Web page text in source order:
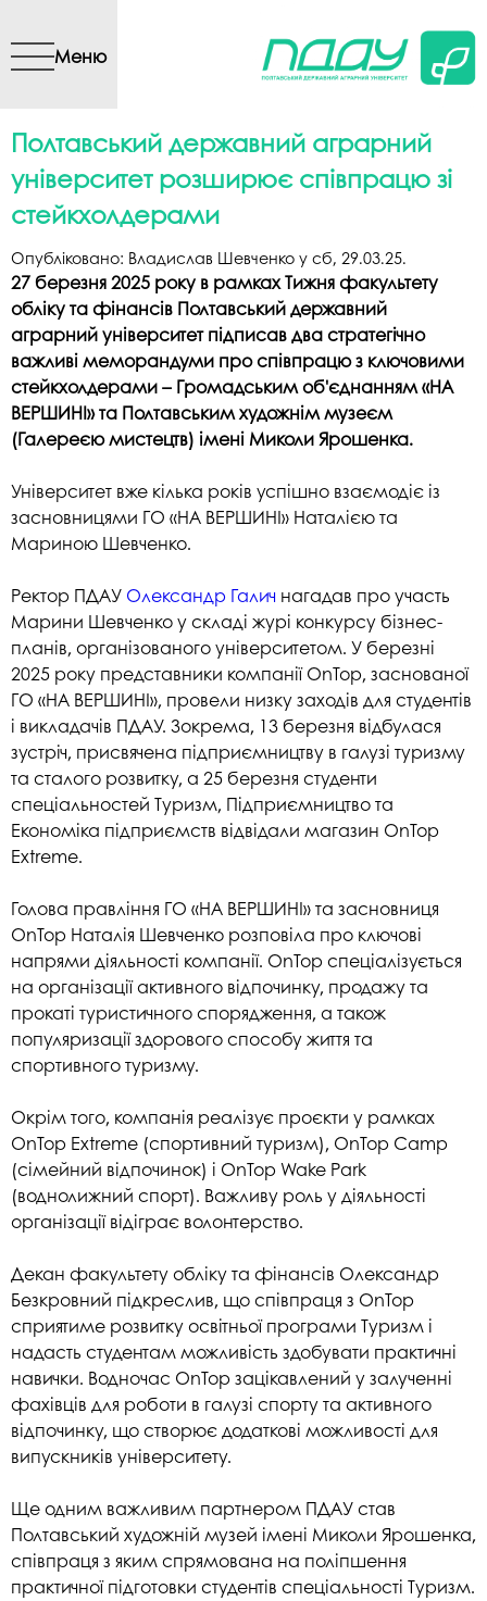
вмісту
Меню
Полтавський державний аграрний
університет розширює співпрацю зі
стейкхолдерами
Опубліковано: Владислав Шевченко у сб, 29.03.25.
27 березня 2025 року в рамках Тижня факультету
обліку та фінансів Полтавський державний
аграрний університет підписав два стратегічно
важливі меморандуми про співпрацю з ключовими
стейкхолдерами – Громадським об'єднанням «НА
ВЕРШИНІ» та Полтавським художнім музеєм
(Галереєю мистецтв) імені Миколи Ярошенка.
Університет вже кілька років успішно взаємодіє із
засновницями ГО «НА ВЕРШИНІ» Наталією та
Мариною Шевченко.
Ректор ПДАУ Олександр Галич нагадав про участь
Марини Шевченко у складі журі конкурсу бізнес-
планів, організованого університетом. У березні
2025 року представники компанії OnTop, заснованої
ГО «НА ВЕРШИНІ», провели низку заходів для студентів
і викладачів ПДАУ. Зокрема, 13 березня відбулася
зустріч, присвячена підприємництву в галузі туризму
та сталого розвитку, а 25 березня студенти
спеціальностей Туризм, Підприємництво та
Економіка підприємств відвідали магазин OnTop
Extreme.
Голова правління ГО «НА ВЕРШИНІ» та засновниця
OnTop Наталія Шевченко розповіла про ключові
напрями діяльності компанії. OnTop спеціалізується
на організації активного відпочинку, продажу та
прокаті туристичного спорядження, а також
популяризації здорового способу життя та
спортивного туризму.
Окрім того, компанія реалізує проєкти у рамках
OnTop Extreme (спортивний туризм), OnTop Camp
(сімейний відпочинок) і OnTop Wake Park
(воднолижний спорт). Важливу роль у діяльності
організації відіграє волонтерство.
Декан факультету обліку та фінансів Олександр
Безкровний підкреслив, що співпраця з OnTop
сприятиме розвитку освітньої програми Туризм і
надасть студентам можливість здобувати практичні
навички. Водночас OnTop зацікавлений у залученні
фахівців для роботи в галузі спорту та активного
відпочинку, що створює додаткові можливості для
випускників університету.
Ще одним важливим партнером ПДАУ став
Полтавський художній музей імені Миколи Ярошенка,
співпраця з яким спрямована на поліпшення
практичної підготовки студентів спеціальності Туризм.